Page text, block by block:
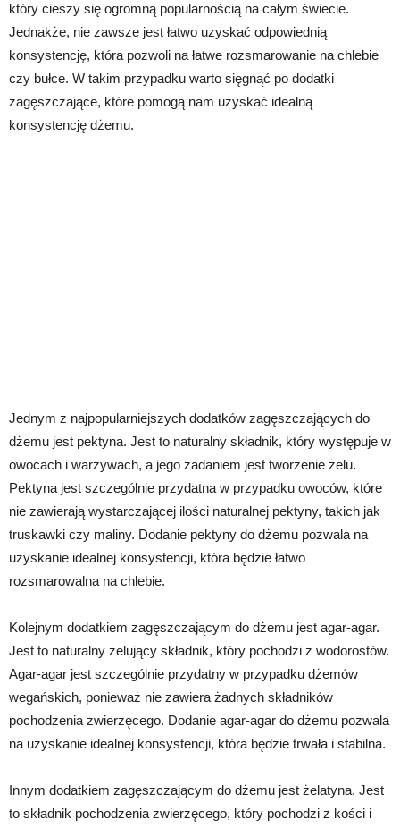
który cieszy się ogromną popularnością na całym świecie.
Jednakże, nie zawsze jest łatwo uzyskać odpowiednią
konsystencję, która pozwoli na łatwe rozsmarowanie na chlebie
czy bułce. W takim przypadku warto sięgnąć po dodatki
zagęszczające, które pomogą nam uzyskać idealną
konsystencję dżemu.
Jednym z najpopularniejszych dodatków zagęszczających do
dżemu jest pektyna. Jest to naturalny składnik, który występuje w
owocach i warzywach, a jego zadaniem jest tworzenie żelu.
Pektyna jest szczególnie przydatna w przypadku owoców, które
nie zawierają wystarczającej ilości naturalnej pektyny, takich jak
truskawki czy maliny. Dodanie pektyny do dżemu pozwala na
uzyskanie idealnej konsystencji, która będzie łatwo
rozsmarowalna na chlebie.
Kolejnym dodatkiem zagęszczającym do dżemu jest agar-agar.
Jest to naturalny żelujący składnik, który pochodzi z wodorostów.
Agar-agar jest szczególnie przydatny w przypadku dżemów
wegańskich, ponieważ nie zawiera żadnych składników
pochodzenia zwierzęcego. Dodanie agar-agar do dżemu pozwala
na uzyskanie idealnej konsystencji, która będzie trwała i stabilna.
Innym dodatkiem zagęszczającym do dżemu jest żelatyna. Jest
to składnik pochodzenia zwierzęcego, który pochodzi z kości i